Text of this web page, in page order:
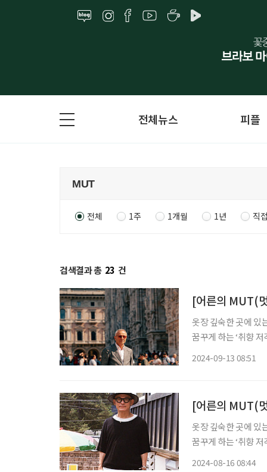
전체뉴스 피플
전체 1주 1개월 1년 직
검색결과 총 23 건
[어른의 MUT(
옷장 깊숙한 곳에 있
꿈꾸게 하는 ‘취향
2024-09-13 08:51
[어른의 MUT(
옷장 깊숙한 곳에 있
꿈꾸게 하는 ‘취향
2024-08-16 08:44